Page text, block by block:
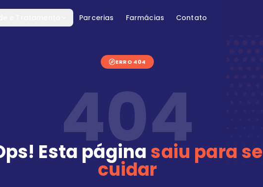
Parcerias Farmácias Contato
ERRO 404
404
Esta páginasaiu para se
cuidar